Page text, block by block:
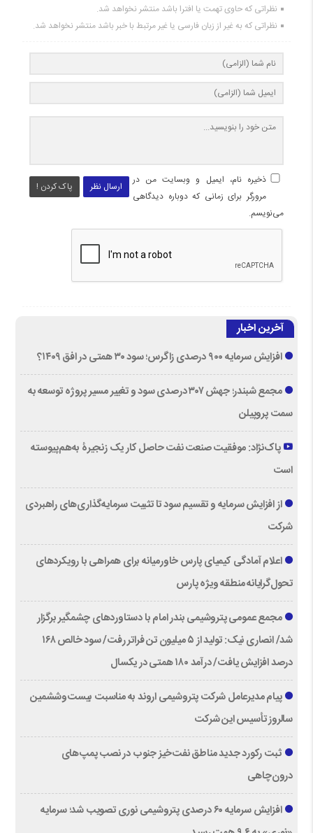
نظراتی که حاوی تهمت یا افترا باشد منتشر نخواهد شد.
نظراتی که به غیر از زبان فارسی یا غیر مرتبط با خبر باشد منتشر نخواهد شد.
ارسال نظر پاک کردن !
ذخیره نام، ایمیل و وبسایت من در
مرورگر برای زمانی که دوباره دیدگاهی
می‌نویسم.
آخرین اخبار
افزایش سرمایه ۹۰۰ درصدی زاگرس؛ سود ۳۰ همتی در افق ۱۴۰۹؟
مجمع شبندر؛ جهش ۳۰۷ درصدی سود و تغییر مسیر پروژه توسعه به
سمت پروپیلن
پاک‌نژاد: موفقیت صنعت نفت حاصل کار یک زنجیرۀ به‌هم‌پیوسته
است
از افزایش سرمایه و تقسیم سود تا تثبیت سرمایه‌گذاری‌های راهبردی
شرکت
اعلام آمادگی کیمیای پارس خاورمیانه برای همراهی با رویکردهای
تحول‌گرایانه منطقه ویژه پارس
مجمع عمومی پتروشیمی بندر امام با دستاوردهای چشمگیر برگزار
شد/ انصاری نیک: تولید از ۵ میلیون تن فراتر رفت/ سود خالص ۱۶۸
درصد افزایش یافت/ درآمد ۱۸۰ همتی در یکسال
پیام مدیرعامل شرکت پتروشیمی اروند به مناسبت بیست‌و‌ششمین
سالروز تأسیس این شرکت
ثبت رکورد جدید مناطق نفت‌خیز جنوب در نصب پمپ‌های
درون‌چاهی
افزایش سرمایه ۶۰ درصدی پتروشیمی نوری تصویب شد؛ سرمایه